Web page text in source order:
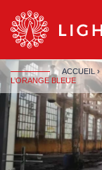
Aller au contenu
ACCUEIL ›
L’ORANGE BLEUE